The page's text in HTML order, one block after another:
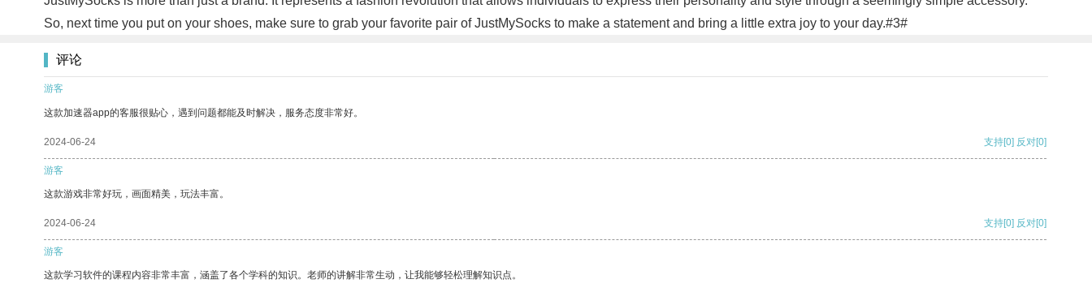
So, next time you put on your shoes, make sure to grab your favorite pair of JustMySocks to make a statement and bring a little extra joy to your day.#3#
评论
游客
这款加速器app的客服很贴心，遇到问题都能及时解决，服务态度非常好。
2024-06-24 支持[0] 反对[0]
游客
这款游戏非常好玩，画面精美，玩法丰富。
2024-06-24 支持[0] 反对[0]
游客
这款学习软件的课程内容非常丰富，涵盖了各个学科的知识。老师的讲解非常生动，让我能够轻松理解知识点。